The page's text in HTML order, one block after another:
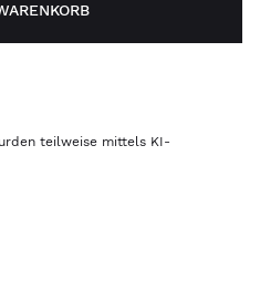
teilweise mittels KI-